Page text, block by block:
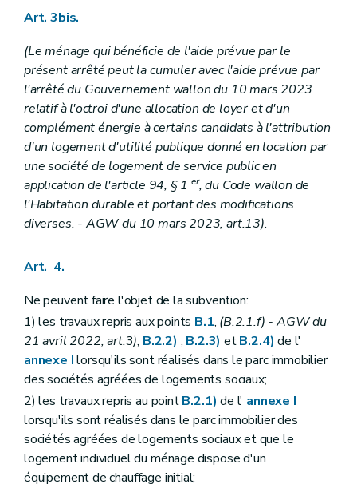
Art. 3bis.
(Le ménage qui bénéficie de l'aide prévue par le
présent arrêté peut la cumuler avec l'aide prévue par
l'arrêté du Gouvernement wallon du 10 mars 2023
relatif à l'octroi d'une allocation de loyer et d'un
complément énergie à certains candidats à l'attribution
d'un logement d'utilité publique donné en location par
une société de logement de service public en
application de l'article 94, § 1er, du Code wallon de
l'Habitation durable et portant des modifications
diverses. - AGW du 10 mars 2023, art.13).
Art. 4.
Ne peuvent faire l'objet de la subvention:
1) les travaux repris aux points B.1, (B.2.1.f) - AGW du
21 avril 2022, art.3), B.2.2) , B.2.3) etB.2.4) de l'
annexe Ilorsqu'ils sont réalisés dans le parc immobilier
des sociétés agréées de logements sociaux;
2) les travaux repris au pointB.2.1) de l' annexe I
lorsqu'ils sont réalisés dans le parc immobilier des
sociétés agréées de logements sociaux et que le
logement individuel du ménage dispose d'un
équipement de chauffage initial;